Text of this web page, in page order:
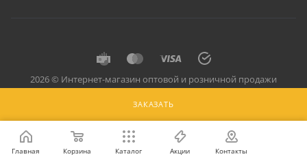
ЗАКАЗАТЬ
2026 © Интернет-магазин оптовой и розничной продажи
торговли и общепита: инвентарь, предметы сервировки, посуда
для баров, кафе и ресторанов.
Главная Корзина Каталог Акции Контакты